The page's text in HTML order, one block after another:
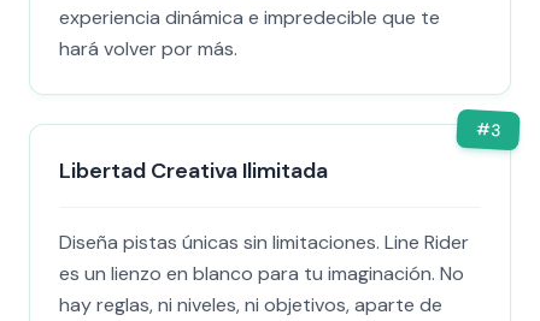
experiencia dinámica e impredecible que te
hará volver por más.
#3
Libertad Creativa Ilimitada
Diseña pistas únicas sin limitaciones. Line Rider
es un lienzo en blanco para tu imaginación. No
hay reglas, ni niveles, ni objetivos, aparte de